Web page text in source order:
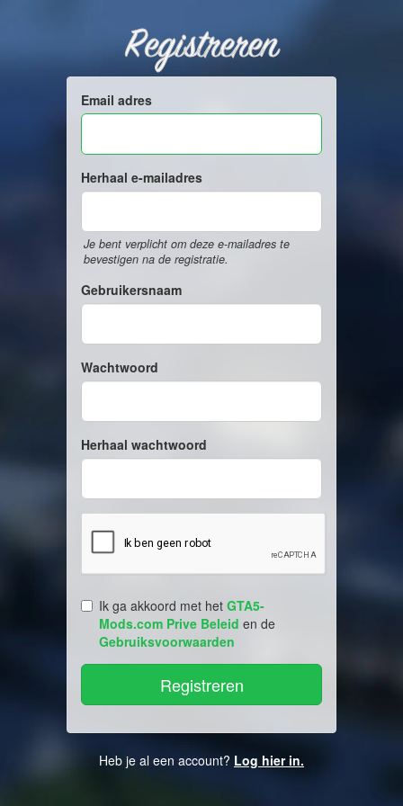
Registreren
Email adres
Herhaal e-mailadres
Je bent verplicht om deze e-mailadres te
bevestigen na de registratie.
Gebruikersnaam
Wachtwoord
Herhaal wachtwoord
Ik ga akkoord met het GTA5-
Mods.com Prive Beleid en de
Gebruiksvoorwaarden
Heb je al een account? Log hier in.